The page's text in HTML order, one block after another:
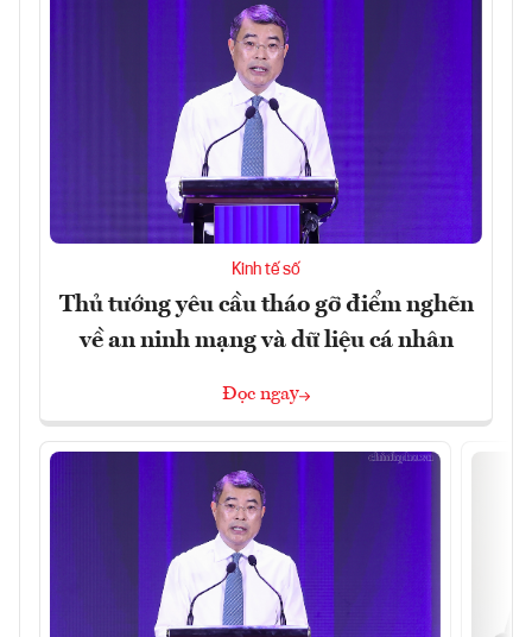
Kinh tế số
Thủ tướng yêu cầu tháo gỡ điểm nghẽn
về an ninh mạng và dữ liệu cá nhân
Đọc ngay